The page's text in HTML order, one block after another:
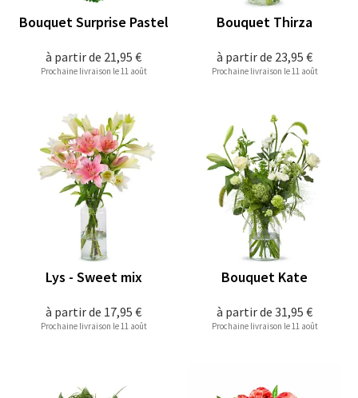
à partir de 21,95 €
Bouquet Surprise Pastel
Prochaine livraison le 11 août
à partir de 23,95 €
Bouquet Thirza
Prochaine livraison le 11 août
à partir de 17,95 €
Lys - Sweet mix
Prochaine livraison le 11 août
à partir de 31,95 €
Bouquet Kate
Prochaine livraison le 11 août